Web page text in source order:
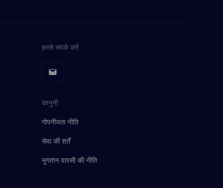
हमसे संपर्क करें
कानूनी
गोपनीयता नीति
सेवा की शर्तें
भुगतान वापसी की नीति